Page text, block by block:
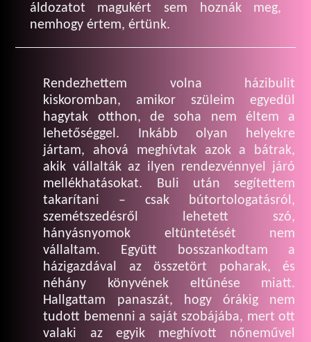
áldozatot magukért sem hoznák meg,
nemhogy értem, értünk.
Rendezhettem volna házibulit
kiskoromban, amikor szüleim egyedül
hagytak otthon, de soha nem éltem a
lehetőséggel. Inkább olyan helyekre
jártam, ahová meghívtak azok a bátrak,
akik vállalták az ilyen rendezvénnyel járó
mellékhatásokat. Buli után segítettem
takarítani – csak bútortologatásról,
szemétszedésről lehetett szó,
hányásnyomok eltüntetését nem
vállaltam. Együtt bosszankodtam a
házigazdával az összetört poharak, és
néhány könyvének eltűnése miatt.
Hallgattam panaszát, hogy órákig nem
tudott bemenni a saját szobájába, mert ott
valaki az egyik meghívott nőneművel